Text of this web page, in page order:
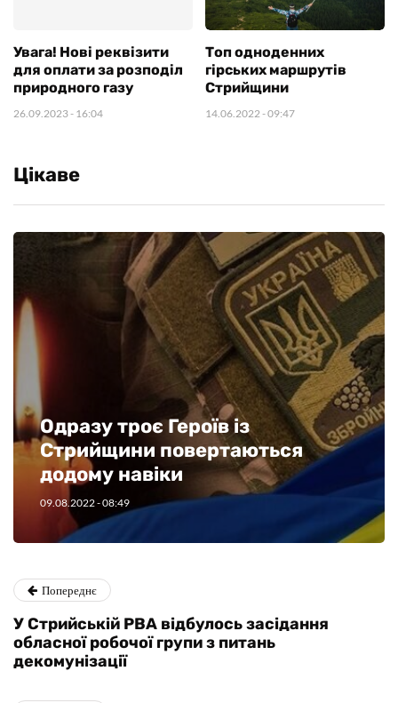
Увага! Нові реквізити
для оплати за розподіл
природного газу
26.09.2023- 16:04
Топ одноденних
гірських маршрутів
Стрийщини
14.06.2022 - 09:47
Цікаве
Одразу троє Героїв із
Стрийщини повертаються
додому навіки
09.08.2022- 08:49
Попереднє
У Стрийській РВА відбулось засідання
обласної робочої групи з питань
декомунізації